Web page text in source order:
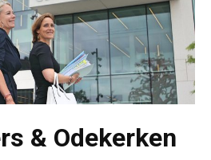
& Odekerken